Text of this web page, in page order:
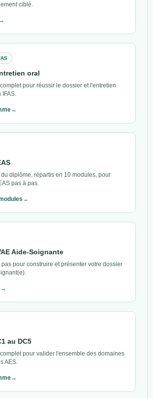
ciblé.
oral
pour réussir le dossier et l'entretien
IFAS.
diplôme, répartis en 10 modules, pour
pas à pas.
Aide-Soignante
pour construire et présenter votre dossier
au DC5
pour valider l'ensemble des domaines
AES.